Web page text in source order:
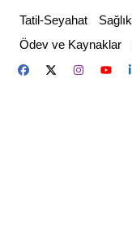
content
Tatil-Seyahat Sağlık
Ödev ve Kaynaklar